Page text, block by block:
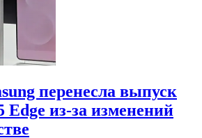
перенесла выпуск
Edge из-за изменений